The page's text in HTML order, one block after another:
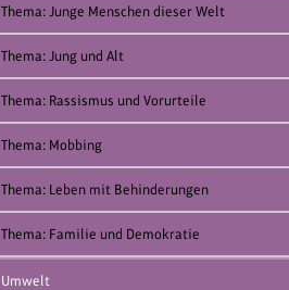
Thema: Junge Menschen dieser Welt
Thema: Jung und Alt
Thema: Rassismus und Vorurteile
Thema: Mobbing
Thema: Leben mit Behinderungen
Thema: Familie und Demokratie
Umwelt